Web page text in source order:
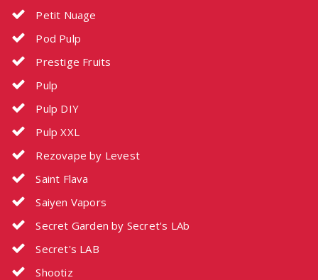
Petit Nuage
Pod Pulp
Prestige Fruits
Pulp
Pulp DIY
Pulp XXL
Rezovape by Levest
Saint Flava
Saiyen Vapors
Secret Garden by Secret's LAb
Secret's LAB
Shootiz